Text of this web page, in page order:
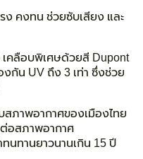
ง คงทน ช่วยซับเสียง และ
เคลือบพิเศษด้วยสี Dupont
กัน UV ถึง 3 เท่า ซึ่งช่วย
สภาพอากาศของเมืองไทย
อสภาพอากาศ
ทนทานยาวนานเกิน 15 ปี